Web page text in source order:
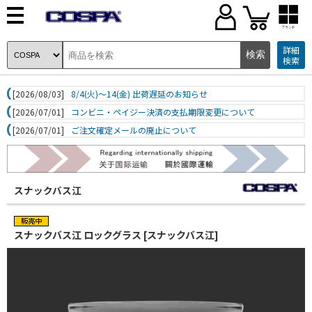
ブランド
詳細
検索
[2026/08/03]
8/4(火)～14(金) 出荷遅延のお知らせ
[2026/07/01]
コンビニ・ペイジー決済の支払期限変更について
[2026/07/01]
ご注文確定メールの廃止について
スナックバス江
スナックバス江 ロックグラス [スナックバス江]